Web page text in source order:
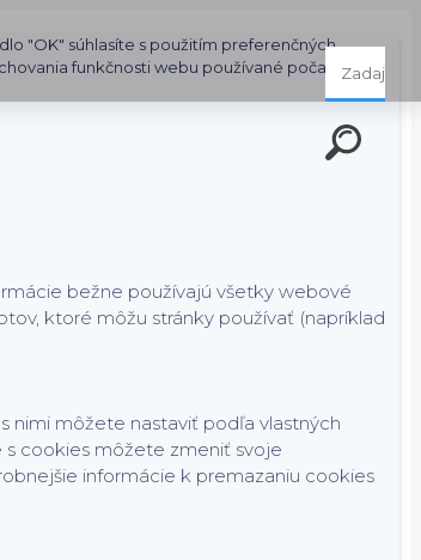
"OK" súhlasíte s použitím preferenčných,
funkčnosti webu používané počas celej
bežne používajú všetky webové
ktoré môžu stránky používať (napríklad
nimi môžete nastaviť podľa vlastných
s cookies môžete zmeniť svoje
informácie k premazaniu cookies